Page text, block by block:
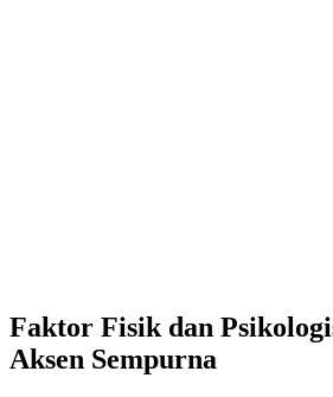
Faktor Fisik dan
Aksen Sempurna